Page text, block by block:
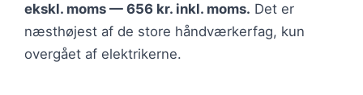
ekskl. moms — 656 kr. inkl. moms. Det er
næsthøjest af de store håndværkerfag, kun
overgået af elektrikerne.